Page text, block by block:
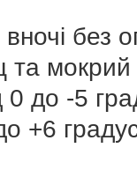
без
мокрий
0 до -5
+6